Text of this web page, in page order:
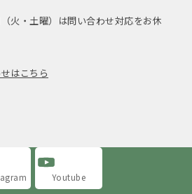
火・土曜）は問い合わせ対応をお休
はこちら
Youtube